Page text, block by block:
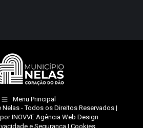
Menu Principal
Nelas- Todos os Direitos Reservados |
INOVVE Agência Web Design
e Segurança | Cookies